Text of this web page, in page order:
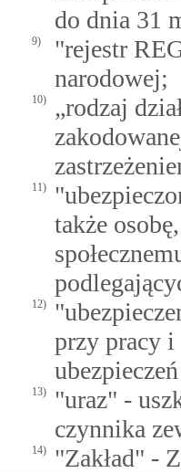
do dnia 31
9)
"rejestr
narodowej;
10)
„rodzaj
11)
także
12)
przy pracy i
13)
"uraz" -
czynnika
14) "Zakład" -